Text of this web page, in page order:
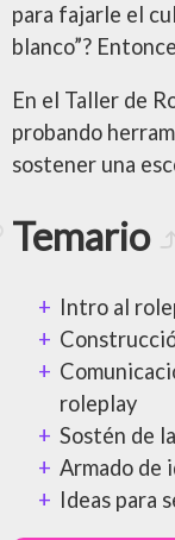
para fajarle el
blanco”?
En el Taller de
probando
sostener una
Temario
Intro al
roleplay
Sostén de
Armado de
Ideas para